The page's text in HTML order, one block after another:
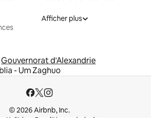
Afficher plus
Gouvernorat d'Alexandrie
- Um Zaghuo
© 2026 Airbnb, Inc.